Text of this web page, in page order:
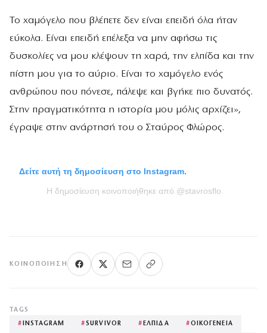
Το χαμόγελο που βλέπετε δεν είναι επειδή όλα ήταν
εύκολα. Είναι επειδή επέλεξα να μην αφήσω τις
δυσκολίες να μου κλέψουν τη χαρά, την ελπίδα και την
πίστη μου για το αύριο. Είναι το χαμόγελο ενός
ανθρώπου που πόνεσε, πάλεψε και βγήκε πιο δυνατός.
Στην πραγματικότητα η ιστορία μου μόλις αρχίζει»,
έγραψε στην ανάρτησή του ο Σταύρος Φλώρος.
Δείτε αυτή τη δημοσίευση στο Instagram.
Η δημοσίευση κοινοποιήθηκε από @stavrosflo
ΚΟΙΝΟΠΟΊΗΣΗ
TAGS
#INSTAGRAM #SURVIVOR #ΕΛΠΙΔΑ #ΟΙΚΟΓΕΝΕΙΑ